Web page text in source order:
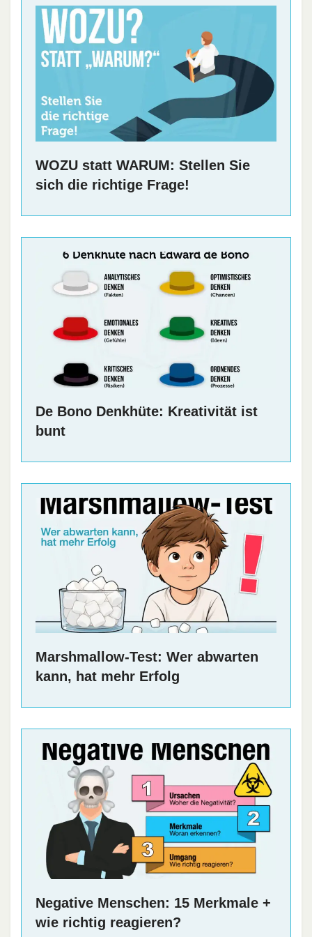
WOZU statt WARUM: Stellen Sie
sich die richtige Frage!
De Bono Denkhüte: Kreativität ist
bunt
Marshmallow-Test: Wer abwarten
kann, hat mehr Erfolg
Negative Menschen: 15 Merkmale +
wie richtig reagieren?